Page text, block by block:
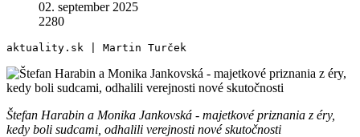
02. september 2025
2280
aktuality.sk | Martin Turček
Štefan Harabin a Monika Jankovská - majetkové priznania z éry,
kedy boli sudcami, odhalili verejnosti nové skutočnosti